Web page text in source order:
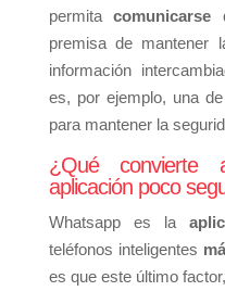
permitacomunicarse
premisa de mantener
información
es, por ejemplo, una
para mantener la
¿Qué
aplicación poco
Whatsapp es la
teléfonos inteligentes
es que este último